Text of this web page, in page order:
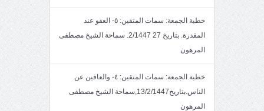
خطبة الجمعة: سمات المتقين: ٥- العفو عند
المقدرة. بتاريخ 27 2/1447. سماحة الشيخ مصطفى
المرهون
خطبة الجمعة: سمات المتقين: ٤- والعافين عن
الناس.بتاريخ13/2/1447,سماحة الشيخ مصطفى
المرهون